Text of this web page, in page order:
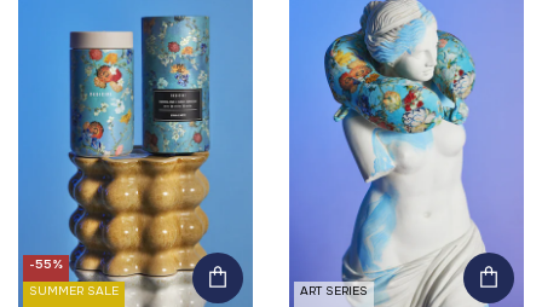
-55%
SUMMER SALE
ART SERIES